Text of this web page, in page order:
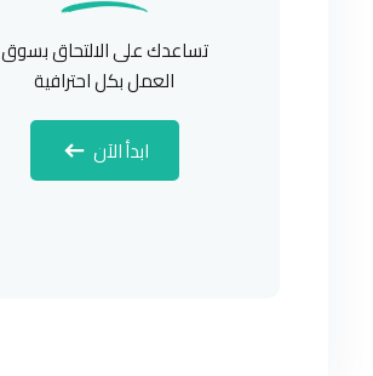
تساعدك على الالتحاق بسوق
العمل بكل احترافية
ابدأ الآن